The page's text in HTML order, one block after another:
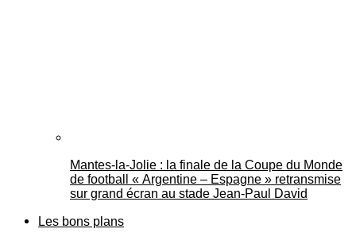
Mantes-la-Jolie : la finale de la Coupe du Monde
de football « Argentine – Espagne » retransmise
sur grand écran au stade Jean-Paul David
Les bons plans